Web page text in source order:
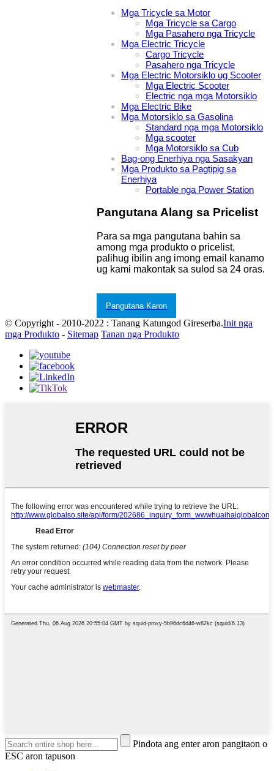
Mga Tricycle sa Motor
Mga Tricycle sa Cargo
Mga Pasahero nga Tricycle
Mga Electric Tricycle
Cargo Tricycle
Pasahero nga Tricycle
Mga Electric Motorsiklo ug Scooter
Mga Electric Scooter
Electric nga mga Motorsiklo
Mga Electric Bike
Mga Motorsiklo sa Gasolina
Standard nga mga Motorsiklo
Mga scooter
Mga Motorsiklo sa Cub
Bag-ong Enerhiya nga Sasakyan
Mga Produkto sa Pagtipig sa
Enerhiya
Portable nga Power Station
Pangutana Alang sa Pricelist
Para sa mga pangutana bahin sa
among mga produkto o pricelist,
palihug ibilin ang imong email kanamo
ug kami makontak sa sulod sa 24 oras.
Pangutana Karon
© Copyright - 2010-2022 : Tanang Katungod Gireserba.Init nga
mga Produkto - Sitemap Tanan nga Produkto
Pindota ang enter aron pangitaon o
ESC aron tapuson